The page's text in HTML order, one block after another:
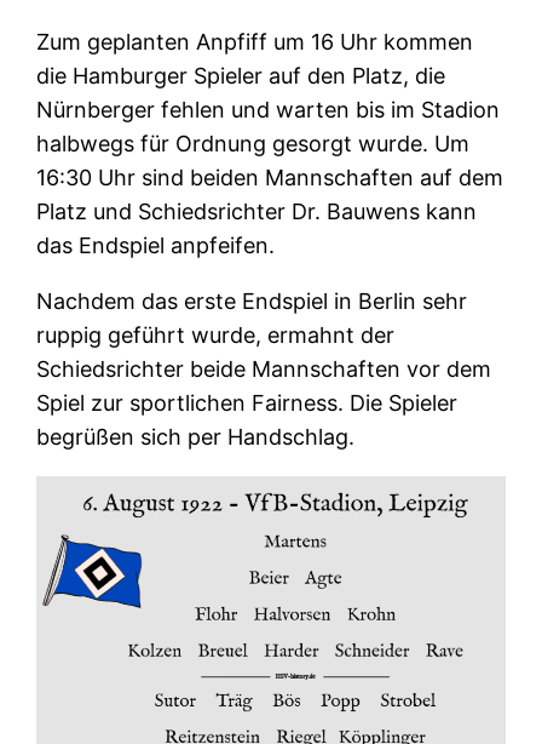
Zum geplanten Anpfiff um 16 Uhr kommen
die Hamburger Spieler auf den Platz, die
Nürnberger fehlen und warten bis im Stadion
halbwegs für Ordnung gesorgt wurde. Um
16:30 Uhr sind beiden Mannschaften auf dem
Platz und Schiedsrichter Dr. Bauwens kann
das Endspiel anpfeifen.
Nachdem das erste Endspiel in Berlin sehr
ruppig geführt wurde, ermahnt der
Schiedsrichter beide Mannschaften vor dem
Spiel zur sportlichen Fairness. Die Spieler
begrüßen sich per Handschlag.